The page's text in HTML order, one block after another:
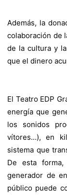
Además, la
colaboración de
de la cultura y
que el dinero
El Teatro EDP
energía que
los sonidos
vítores…), en
sistema que
De esta
generador de
público puede